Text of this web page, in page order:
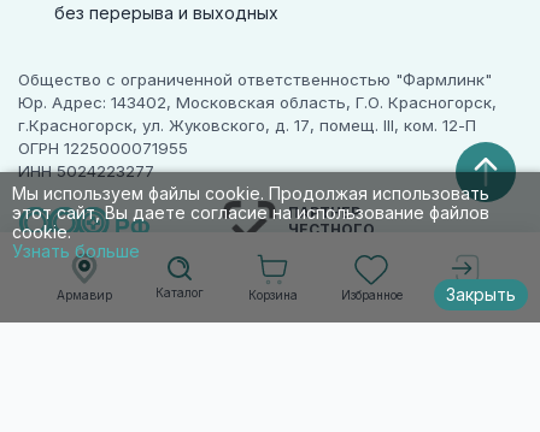
Армавир Каталог Корзина Избранное Войти
Мы используем файлы cookie. Продолжая использовать
этот сайт, Вы даете согласие на использование файлов
cookie.
Узнать больше
Закрыть
без перерыва и выходных
Общество с ограниченной ответственностью "Фармлинк"
Юр. Адрес: 143402, Московская область, Г.О. Красногорск,
г.Красногорск, ул. Жуковского, д. 17, помещ. III, ком. 12-П
ОГРН 1225000071955
ИНН 5024223277
ПАРТНЕР
ЧЕСТНОГО